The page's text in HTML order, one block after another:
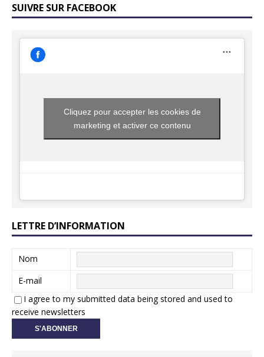
SUIVRE SUR FACEBOOK
Cliquez pour accepter les cookies de
marketing et activer ce contenu
LETTRE D’INFORMATION
Nom
E-mail
I agree to my submitted data being stored and used to
receive newsletters